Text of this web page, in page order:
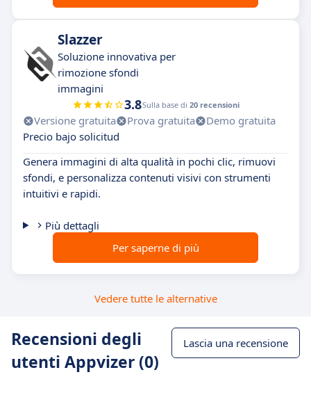
Slazzer
Soluzione innovativa per
rimozione sfondi
immagini
3.8Sulla base di 20 recensioni
Versione gratuita Prova gratuita
Demo gratuita
Precio bajo solicitud
Genera immagini di alta qualità in pochi clic, rimuovi
sfondi, e personalizza contenuti visivi con strumenti
intuitivi e rapidi.
Più dettagli
Per saperne di più
Vedere tutte le alternative
Recensioni degli
utenti Appvizer (0)
Lascia una recensione